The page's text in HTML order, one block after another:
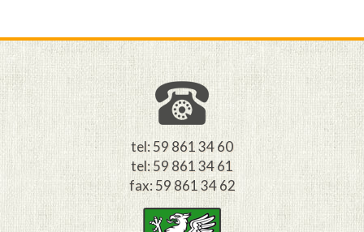
tel: 59 861 34 60
tel: 59 861 34 61
fax: 59 861 34 62